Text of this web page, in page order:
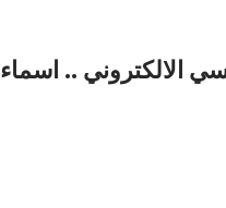
الالكتروني .. اسماء